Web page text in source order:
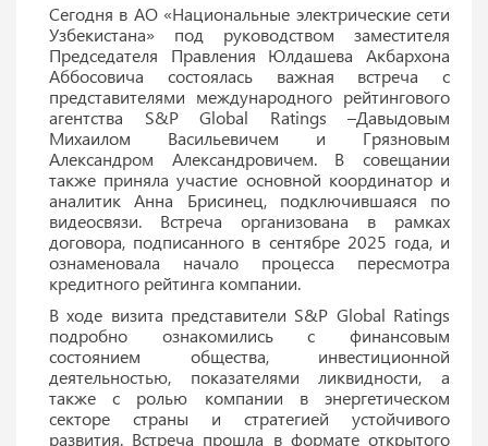
Сегодня в АО «Национальные электрические сети
Узбекистана» под руководством заместителя
Председателя Правления Юлдашева Акбархона
Аббосовича состоялась важная встреча с
представителями международного рейтингового
агентства S&P Global Ratings –Давыдовым
Михаилом Васильевичем и Грязновым
Александром Александровичем. В совещании
также приняла участие основной координатор и
аналитик Анна Брисинец, подключившаяся по
видеосвязи. Встреча организована в рамках
договора, подписанного в сентябре 2025 года, и
ознаменовала начало процесса пересмотра
кредитного рейтинга компании.
В ходе визита представители S&P Global Ratings
подробно ознакомились с финансовым
состоянием общества, инвестиционной
деятельностью, показателями ликвидности, а
также с ролью компании в энергетическом
секторе страны и стратегией устойчивого
развития. Встреча прошла в формате открытого